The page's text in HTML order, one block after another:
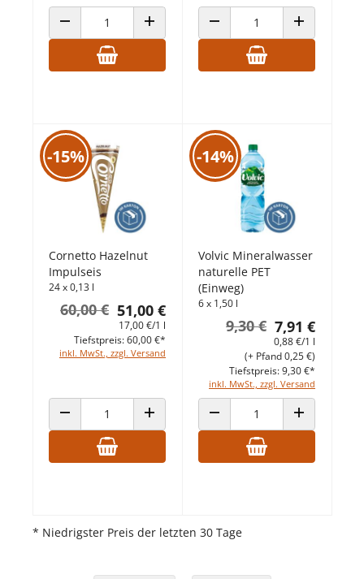
ANZAHL VERRINGERNANZAHL ERHÖHENANZAHL VERRINGERNANZAHL
-15%
Cornetto Hazelnut
Impulseis
24 x 0,13 l
51,00 €
60,00 €
17,00 €/1 l
inkl. MwSt., zzgl. Versand
Tiefstpreis: 60,00 €*
ANZAHL VERRINGERNANZAHL ERHÖHEN
-14%
Volvic Mineralwasser
naturelle PET
(Einweg)
6 x 1,50 l
7,91 €
9,30 €
0,88 €/1 l
inkl. MwSt., zzgl. Versand
(+ Pfand 0,25 €)
Tiefstpreis: 9,30 €*
ANZAHL VERRINGERNANZAHL
* Niedrigster Preis der letzten 30 Tage